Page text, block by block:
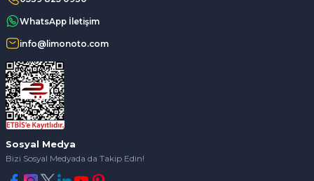
WhatsApp İletişim
info@limonoto.com
Sosyal Medya
Bizi Sosyal Medyada da Takip Edin!